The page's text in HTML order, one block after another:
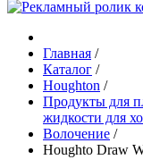
Главная /
Каталог /
Houghton /
Продукты для
жидкости для
Волочение /
Houghto Draw